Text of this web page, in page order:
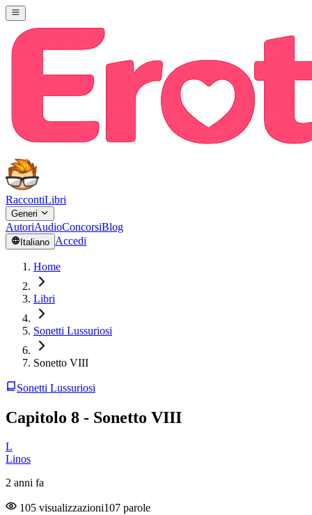
RaccontiLibri
Generi
AutoriAudioConcorsiBlog
Italiano Accedi
Home
Libri
Sonetti Lussuriosi
Sonetto VIII
Sonetti Lussuriosi
Capitolo 8 - Sonetto VIII
L
Linos
2 anni fa
105 visualizzazioni107 parole